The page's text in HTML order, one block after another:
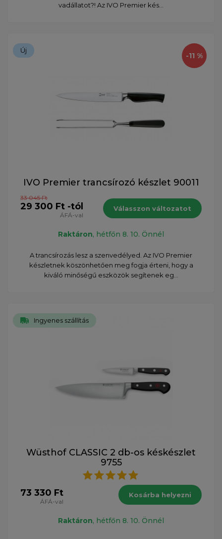
vadállatot?! Az IVO Premier kés...
-11 %
Új
IVO Premier trancsírozó készlet 90011
33 045 Ft
29 300 Ft -tól
ÁFÁ-val
Válasszon változatot
Raktáron, hétfőn 8. 10. Önnél
A trancsírozás lesz a szenvedélyed. Az IVO Premier
készletnek köszönhetően meg fogja érteni, hogy a
kiváló minőségű eszközök segítenek eg...
Ingyenes szállítás
Wüsthof CLASSIC 2 db-os késkészlet
9755
73 330 Ft
ÁFÁ-val
Kosárba helyezni
Raktáron, hétfőn 8. 10. Önnél